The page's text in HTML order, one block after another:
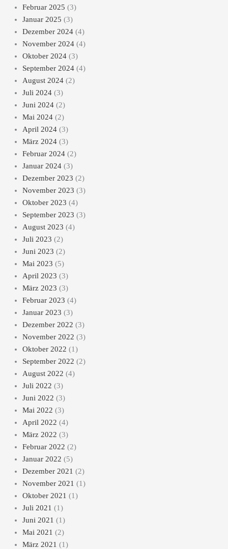
Februar 2025 (3)
Januar 2025 (3)
Dezember 2024(4)
November 2024(4)
Oktober 2024(3)
September 2024(4)
August 2024(2)
Juli 2024(3)
Juni 2024(2)
Mai 2024(2)
April 2024(3)
März 2024(3)
Februar 2024(2)
Januar 2024(3)
Dezember 2023 (2)
November 2023 (3)
Oktober 2023 (4)
September 2023 (3)
August 2023 (4)
Juli 2023 (2)
Juni 2023 (2)
Mai 2023 (5)
April 2023 (3)
März 2023 (3)
Februar 2023 (4)
Januar 2023 (3)
Dezember 2022 (3)
November 2022 (3)
Oktober 2022 (1)
September 2022 (2)
August 2022 (4)
Juli 2022 (3)
Juni 2022 (3)
Mai 2022 (3)
April 2022 (4)
März 2022 (3)
Februar 2022 (2)
Januar 2022 (5)
Dezember 2021 (2)
November 2021 (1)
Oktober 2021 (1)
Juli 2021 (1)
Juni 2021 (1)
Mai 2021 (2)
März 2021 (1)